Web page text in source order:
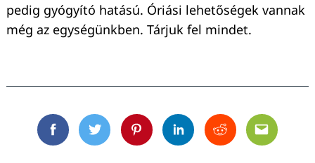
pedig gyógyító hatású. Óriási lehetőségek vannak
még az egységünkben. Tárjuk fel mindet.
FacebookTwitterPinterestLinkedinRedditEmail